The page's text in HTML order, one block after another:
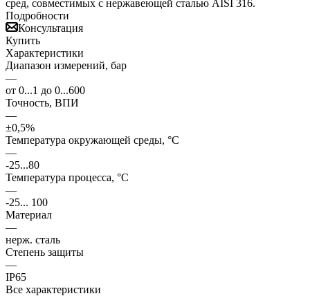
сред, совместимых с нержавеющей сталью AISI 316.
Подробности
Консультация
Купить
Характеристики
Диапазон измерений, бар
—
от 0...1 до 0...600
Точность, ВПИ
—
±0,5%
Температура окружающей среды, °С
—
-25...80
Температура процесса, °С
—
-25... 100
Материал
—
нерж. сталь
Степень защиты
—
IP65
Все характеристики